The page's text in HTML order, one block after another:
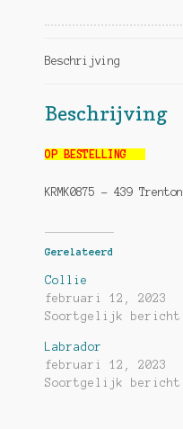
Beschrijving
Beschrijving
OP BESTELLING
KRMK0875 – 439 Trenton
Gerelateerd
Collie
februari 12, 2023
Soortgelijk bericht
Labrador
februari 12, 2023
Soortgelijk bericht